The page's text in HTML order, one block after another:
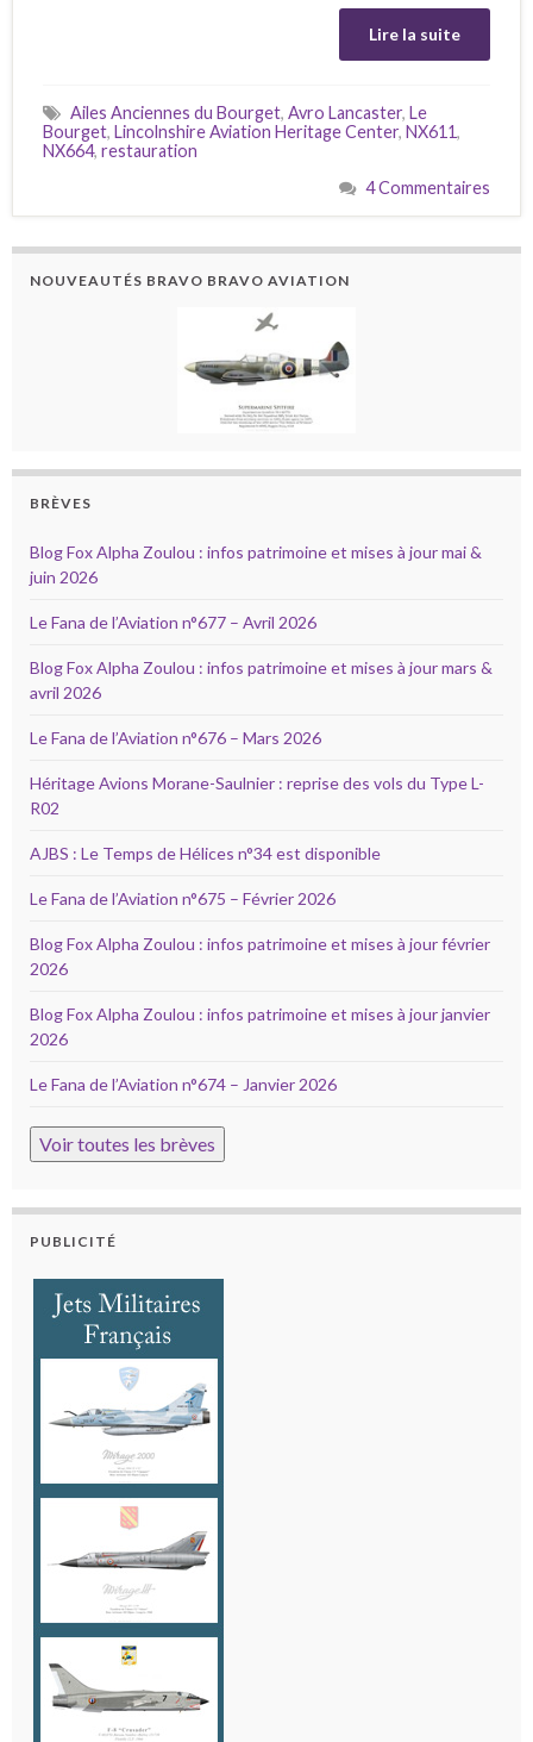
Lire la suite
Ailes Anciennes du Bourget, Avro Lancaster, Le
Bourget, Lincolnshire Aviation Heritage Center, NX611,
NX664, restauration
4 Commentaires
NOUVEAUTÉS BRAVO BRAVO AVIATION
BRÈVES
Blog Fox Alpha Zoulou : infos patrimoine et mises à jour mai &
juin 2026
Le Fana de l’Aviation n°677 – Avril 2026
Blog Fox Alpha Zoulou : infos patrimoine et mises à jour mars &
avril 2026
Le Fana de l’Aviation n°676 – Mars 2026
Héritage Avions Morane-Saulnier : reprise des vols du Type L-
R02
AJBS : Le Temps de Hélices n°34 est disponible
Le Fana de l’Aviation n°675 – Février 2026
Blog Fox Alpha Zoulou : infos patrimoine et mises à jour février
2026
Blog Fox Alpha Zoulou : infos patrimoine et mises à jour janvier
2026
Le Fana de l’Aviation n°674 – Janvier 2026
Voir toutes les brèves
PUBLICITÉ